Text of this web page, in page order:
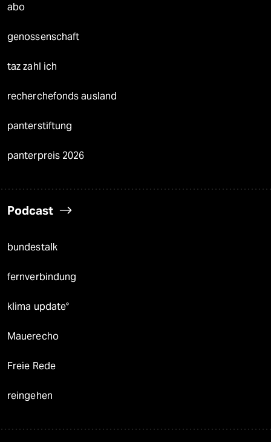
abo
genossenschaft
taz zahl ich
recherchefonds ausland
panterstiftung
panterpreis 2026
Podcast
bundestalk
fernverbindung
klima update°
Mauerecho
Freie Rede
reingehen